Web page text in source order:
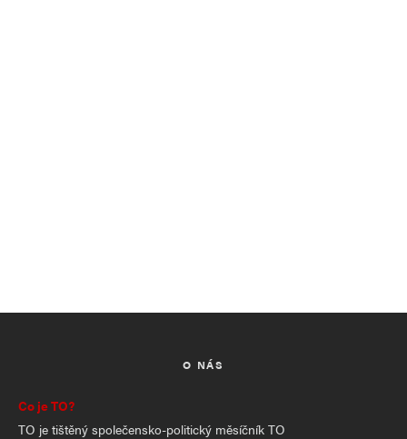
O NÁS
Co je TO?
TO je tištěný společensko-politický měsíčník TO